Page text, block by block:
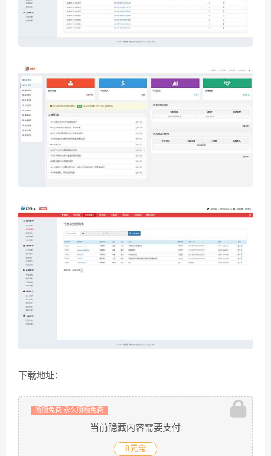
下载地址：
嘎嘎免费 永久嘎嘎免费
当前隐藏内容需要支付
8元宝